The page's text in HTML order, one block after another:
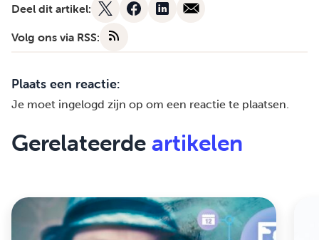
Deel dit artikel:
Volg ons via RSS:
Plaats een reactie:
Je moet ingelogd zijn op om een reactie te plaatsen.
Gerelateerde artikelen